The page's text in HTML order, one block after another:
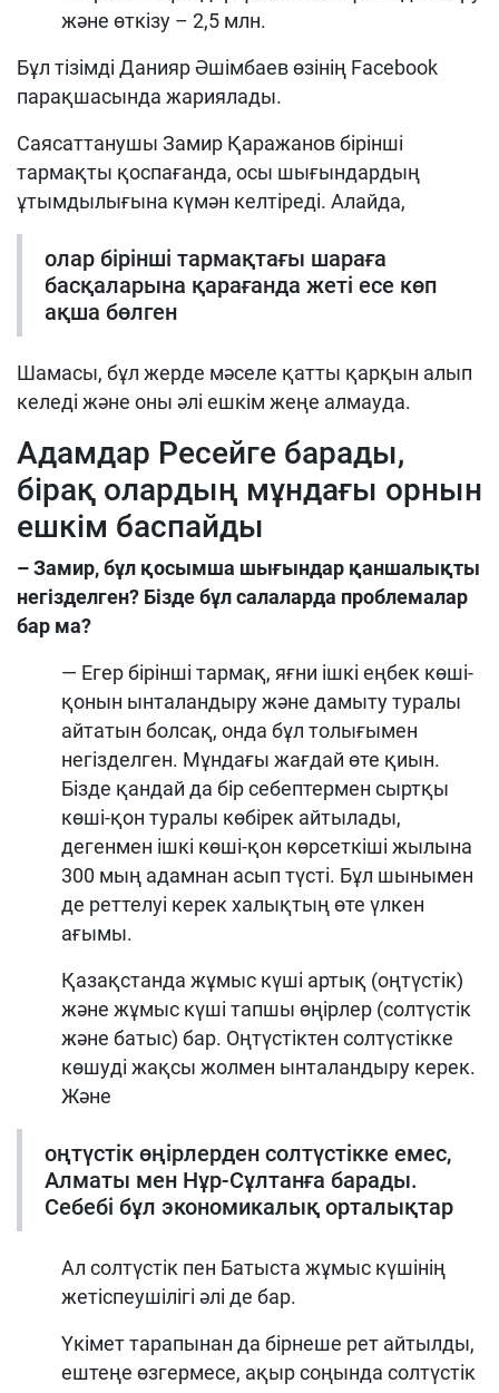
және өткізу – 2,5 млн.
Бұл тізімді Данияр Әшімбаев өзінің Facebook
парақшасында жариялады.
Саясаттанушы Замир Қаражанов бірінші
тармақты қоспағанда, осы шығындардың
ұтымдылығына күмән келтіреді. Алайда,
олар бірінші тармақтағы шараға
басқаларына қарағанда жеті есе көп
ақша бөлген
Шамасы, бұл жерде мәселе қатты қарқын алып
келеді және оны әлі ешкім жеңе алмауда.
Адамдар Ресейге барады,
бірақ олардың мұндағы орнын
ешкім баспайды
– Замир, бұл қосымша шығындар қаншалықты
негізделген? Бізде бұл салаларда проблемалар
бар ма?
— Егер бірінші тармақ, яғни ішкі еңбек көші-
қонын ынталандыру және дамыту туралы
айтатын болсақ, онда бұл толығымен
негізделген. Мұндағы жағдай өте қиын.
Бізде қандай да бір себептермен сыртқы
көші-қон туралы көбірек айтылады,
дегенмен ішкі көші-қон көрсеткіші жылына
300 мың адамнан асып түсті. Бұл шынымен
де реттелуі керек халықтың өте үлкен
ағымы.
Қазақстанда жұмыс күші артық (оңтүстік)
және жұмыс күші тапшы өңірлер (солтүстік
және батыс) бар. Оңтүстіктен солтүстікке
көшуді жақсы жолмен ынталандыру керек.
Және
оңтүстік өңірлерден солтүстікке емес,
Алматы мен Нұр-Сұлтанға барады.
Себебі бұл экономикалық орталықтар
Ал солтүстік пен Батыста жұмыс күшінің
жетіспеушілігі әлі де бар.
Үкімет тарапынан да бірнеше рет айтылды,
ештеңе өзгермесе, ақыр соңында солтүстік